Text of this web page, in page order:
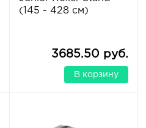
(145 - 428 см)
3685.50 руб.
В корзину